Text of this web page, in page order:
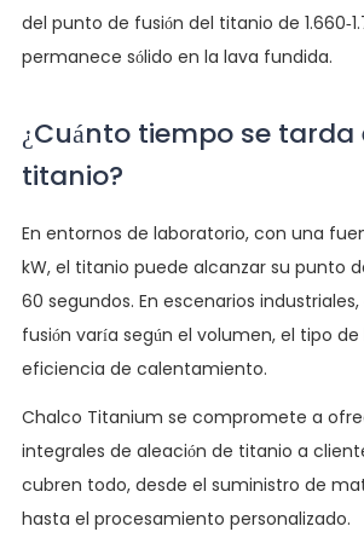
del punto de fusión del titanio de 1.660-
permanece sólido en la lava fundida.
¿Cuánto tiempo se
titanio?
En entornos de laboratorio, con una
kW, el titanio puede alcanzar su punto
60 segundos. En escenarios
fusión varía según el volumen, el tipo
eficiencia de calentamiento.
Chalco Titanium se compromete a
integrales de aleación de titanio a
cubren todo, desde el suministro de
hasta el procesamiento personalizado.